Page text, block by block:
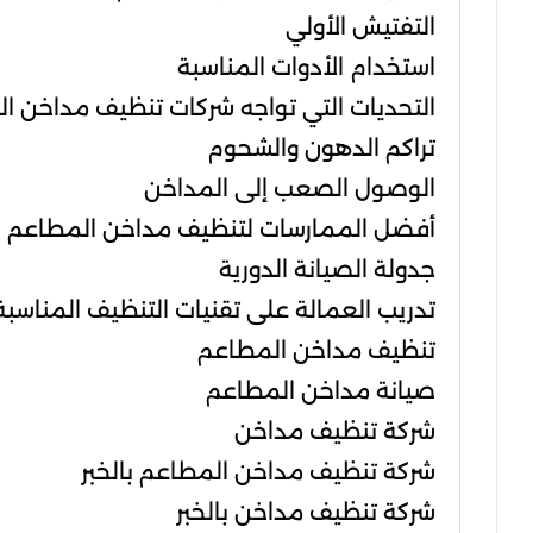
التفتيش الأولي
استخدام الأدوات المناسبة
التحديات التي تواجه شركات تنظيف مداخن
تراكم الدهون والشحوم
الوصول الصعب إلى المداخن
أفضل الممارسات لتنظيف مداخن المطاعم
جدولة الصيانة الدورية
تدريب العمالة على تقنيات التنظيف
تنظيف مداخن المطاعم
صيانة مداخن المطاعم
شركة تنظيف مداخن
شركة تنظيف مداخن المطاعم بالخبر
شركة تنظيف مداخن بالخبر